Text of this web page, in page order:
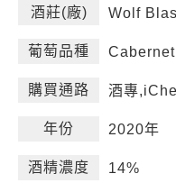
酒莊(廠) Wolf
葡萄品種
購買通路 酒專
年份 2020年
酒精濃度 14%